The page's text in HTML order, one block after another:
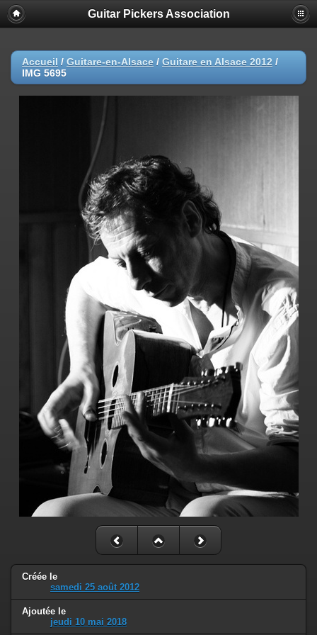
Guitar Pickers Association
Accueil / Guitare-en-Alsace / Guitare en Alsace 2012 /
IMG 5695
Créée le
samedi 25 août 2012
Ajoutée le
jeudi 10 mai 2018